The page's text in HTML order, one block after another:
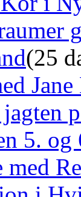
(25
5.
med